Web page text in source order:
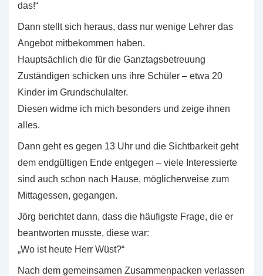
das!“
Dann stellt sich heraus, dass nur wenige Lehrer das
Angebot mitbekommen haben.
Hauptsächlich die für die Ganztagsbetreuung
Zuständigen schicken uns ihre Schüler – etwa 20
Kinder im Grundschulalter.
Diesen widme ich mich besonders und zeige ihnen
alles.
Dann geht es gegen 13 Uhr und die Sichtbarkeit geht
dem endgültigen Ende entgegen – viele Interessierte
sind auch schon nach Hause, möglicherweise zum
Mittagessen, gegangen.
Jörg berichtet dann, dass die häufigste Frage, die er
beantworten musste, diese war:
„Wo ist heute Herr Wüst?“
Nach dem gemeinsamen Zusammenpacken verlassen